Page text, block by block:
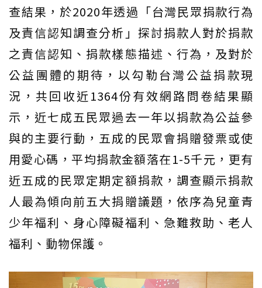
查結果，於2020年透過「台灣民眾捐款行為
及責信認知調查分析」探討捐款人對於捐款
之責信認知、捐款樣態描述、行為，及對於
公益團體的期待，以勾勒台灣公益捐款現
況，共回收近1364份有效網路問卷結果顯
示，近七成五民眾過去一年以捐款為公益參
與的主要行動，五成的民眾會捐贈發票或使
用愛心碼，平均捐款金額落在1-5千元，更有
近五成的民眾定期定額捐款，調查顯示捐款
人最為傾向前五大捐贈議題，依序為兒童青
少年福利、身心障礙福利、急難救助、老人
福利、動物保護。